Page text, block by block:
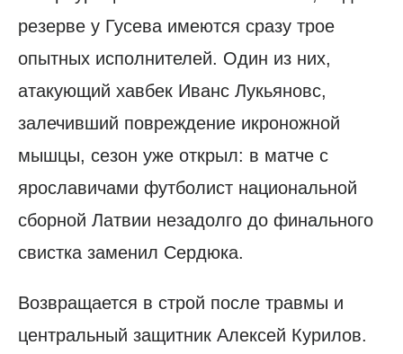
резерве у Гусева имеются сразу трое
опытных исполнителей. Один из них,
атакующий хавбек Иванс Лукьяновс,
залечивший повреждение икроножной
мышцы, сезон уже открыл: в матче с
ярославичами футболист национальной
сборной Латвии незадолго до финального
свистка заменил Сердюка.
Возвращается в строй после травмы и
центральный защитник Алексей Курилов.